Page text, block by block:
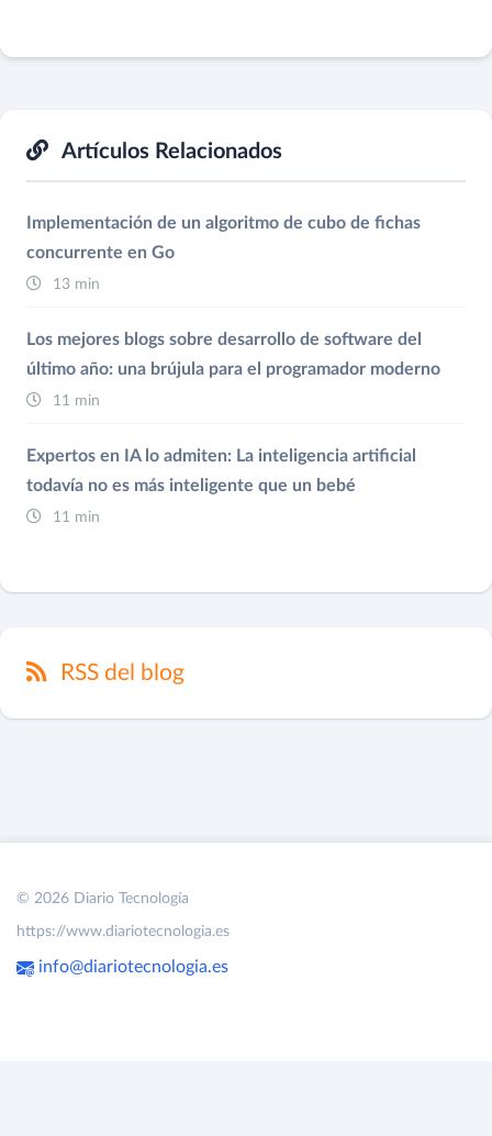
Artículos Relacionados
Implementación de un algoritmo de cubo de fichas
concurrente en Go
13 min
Los mejores blogs sobre desarrollo de software del
último año: una brújula para el programador moderno
11 min
Expertos en IA lo admiten: La inteligencia artificial
todavía no es más inteligente que un bebé
11 min
RSS del blog
© 2026 Diario Tecnología
https://www.diariotecnologia.es
info@diariotecnologia.es